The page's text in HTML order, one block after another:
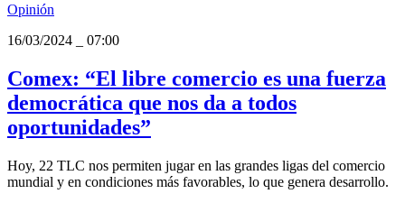
Opinión
16/03/2024
07:00
Comex: “El libre comercio es una fuerza
democrática que nos da a todos
oportunidades”
Hoy, 22 TLC nos permiten jugar en las grandes ligas del comercio
mundial y en condiciones más favorables, lo que genera desarrollo.